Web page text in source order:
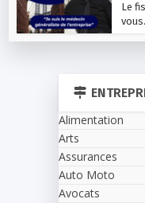
Le
Alimentation
Arts
Assurances
Auto Moto
Avocats